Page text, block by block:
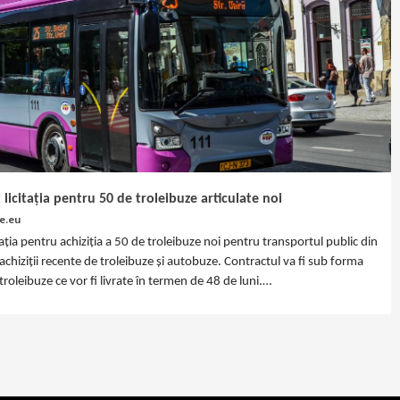
licitația pentru 50 de troleibuze articulate noi
pentru achiziția a 50 de troleibuze noi pentru transportul public din
recente de troleibuze și autobuze. Contractul va fi sub forma
ce vor fi livrate în termen de 48 de luni.…